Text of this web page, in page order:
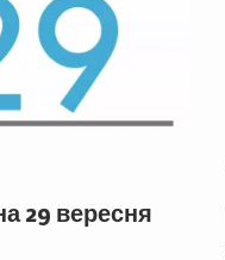
29 вересня